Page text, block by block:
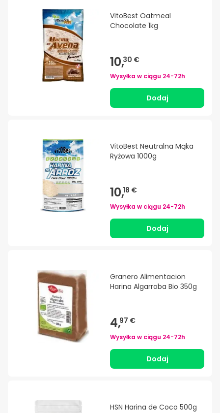
VitoBest Oatmeal
Chocolate 1kg
10,30 €
Wysyłka w ciągu 24-72h
Dodaj
VitoBest Neutralna Mąka
Ryżowa 1000g
10,18 €
Wysyłka w ciągu 24-72h
Dodaj
Granero Alimentacion
Harina Algarroba Bio 350g
4,97 €
Wysyłka w ciągu 24-72h
Dodaj
HSN Harina de Coco 500g